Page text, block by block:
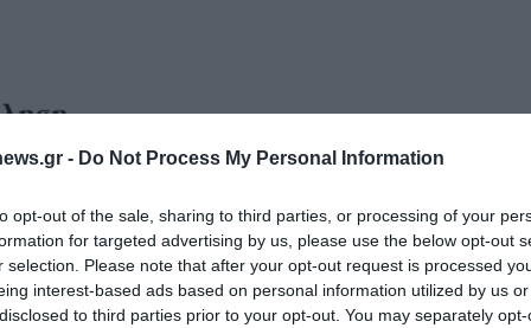
- Do Not Process My Personal Information
opt-out of the sale, sharing to third parties, or processing of your
for targeted advertising by us, please use the below opt-out
selection. Please note that after your opt-out request is processed
interest-based ads based on personal information utilized by us
to third parties prior to your opt-out. You may separately